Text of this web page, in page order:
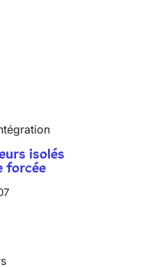
isolés
forcée